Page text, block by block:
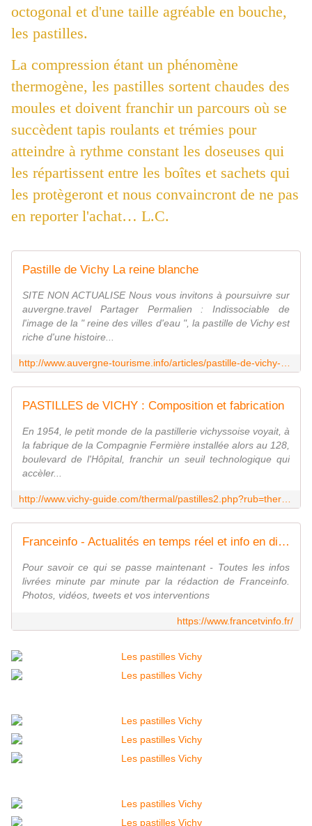
octogonal et d'une taille agréable en bouche,
les pastilles.
La compression étant un phénomène
thermogène, les pastilles sortent chaudes des
moules et doivent franchir un parcours où se
succèdent tapis roulants et trémies pour
atteindre à rythme constant les doseuses qui
les répartissent entre les boîtes et sachets qui
les protègeront et nous convaincront de ne pas
en reporter l'achat… L.C.
Pastille de Vichy La reine blanche
SITE NON ACTUALISE Nous vous invitons à poursuivre sur
auvergne.travel Partager Permalien : Indissociable de
l'image de la " reine des villes d'eau ", la pastille de Vichy est
riche d'une histoire...
PASTILLES de VICHY : Composition et fabrication
En 1954, le petit monde de la pastillerie vichyssoise voyait, à
la fabrique de la Compagnie Fermière installée alors au 128,
boulevard de l'Hôpital, franchir un seuil technologique qui
accèler...
Franceinfo - Actualités en temps réel et info en direct
Pour savoir ce qui se passe maintenant - Toutes les infos
livrées minute par minute par la rédaction de Franceinfo.
Photos, vidéos, tweets et vos interventions
https://www.francetvinfo.fr/